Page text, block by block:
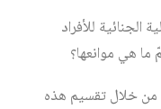
للأفراد
هي موانعها؟
من خلال تقسيم هذه